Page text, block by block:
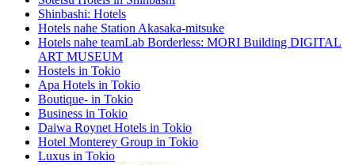
Shinbashi: Hotels
Hotels nahe Station Akasaka-mitsuke
Hotels nahe teamLab Borderless: MORI Building DIGITAL
ART MUSEUM
Hostels in Tokio
Apa Hotels in Tokio
Boutique- in Tokio
Business in Tokio
Daiwa Roynet Hotels in Tokio
Hotel Monterey Group in Tokio
Luxus in Tokio